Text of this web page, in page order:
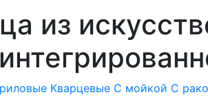
из
Кварцевые С мойкой С